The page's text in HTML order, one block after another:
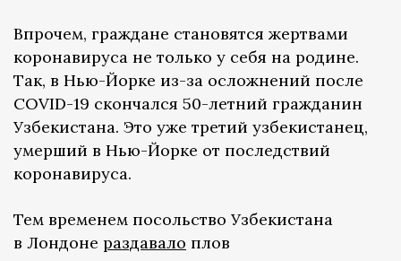
Впрочем, граждане становятся жертвами
коронавируса не только у себя на родине.
Так, в Нью-Йорке из-за осложнений после
COVID-19 скончался 50-летний гражданин
Узбекистана. Это уже третий узбекистанец,
умерший в Нью-Йорке от последствий
коронавируса.
Тем временем посольство Узбекистана
в Лондоне раздавало плов